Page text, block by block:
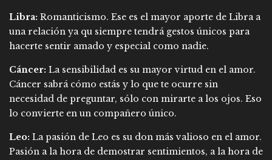
Libra: Romanticismo. Ese es el mayor aporte de Libra a
una relación ya qu siempre tendrá gestos únicos para
hacerte sentir amado y especial como nadie.
Cáncer: La sensibilidad es su mayor virtud en el amor.
Cáncer sabrá cómo estás y lo que te ocurre sin
necesidad de preguntar, sólo con mirarte a los ojos. Eso
lo convierte en un compañero único.
Leo: La pasión de Leo es su don más valioso en el amor.
Pasión a la hora de demostrar sentimientos, a la hora de